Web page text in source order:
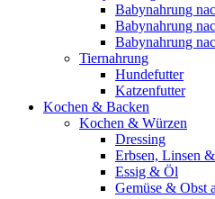
Babynahrung
Babynahrung
Babynahrung
Tiernahrung
Hundefutter
Katzenfutter
Kochen & Backen
Kochen & Würzen
Dressing
Erbsen, Linsen
Essig & Öl
Gemüse & Obst